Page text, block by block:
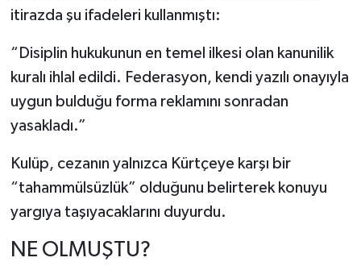
itirazda şu ifadeleri kullanmıştı:
“Disiplin hukukunun en temel ilkesi olan kanunilik
kuralı ihlal edildi. Federasyon, kendi yazılı onayıyla
uygun bulduğu forma reklamını sonradan
yasakladı.”
Kulüp, cezanın yalnızca Kürtçeye karşı bir
“tahammülsüzlük” olduğunu belirterek konuyu
yargıya taşıyacaklarını duyurdu.
NE OLMUŞTU?